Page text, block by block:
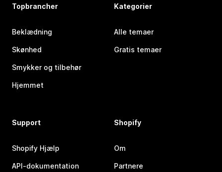
Topbrancher
Beklædning
Skønhed
Smykker og tilbehør
Hjemmet
Kategorier
Alle temaer
Gratis temaer
Support
Shopify Hjælp
API-dokumentation
Shopify
Om
Partnere